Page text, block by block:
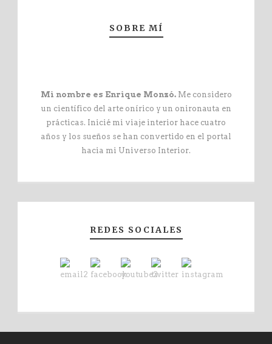
SOBRE MÍ
Mi nombre es Enrique Monzó.Me considero
un científico del arte onírico y un onironauta en
prácticas. Inicié mi viaje interior hace cuatro
años y los sueños se han convertido en el portal
hacia mi Universo Interior.
REDES SOCIALES